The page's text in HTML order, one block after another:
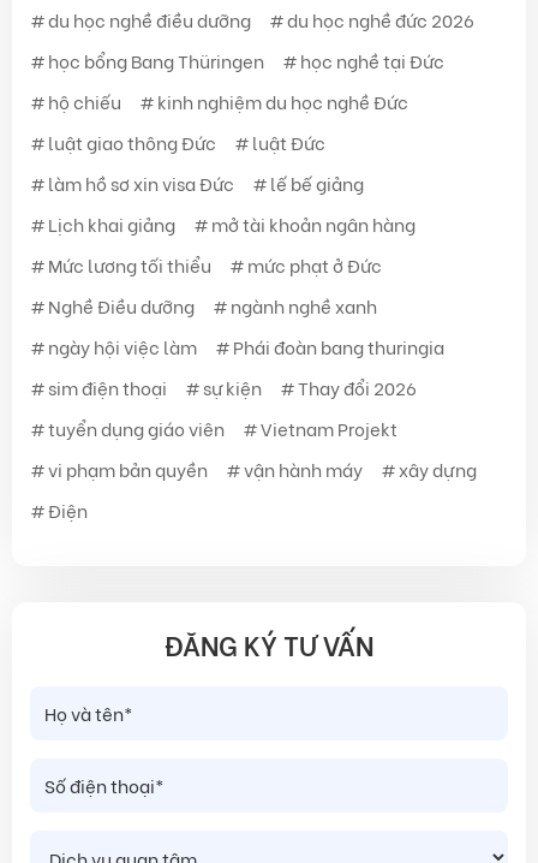
du học nghề điều dưỡng
du học nghề đức 2026
học bổng Bang Thüringen
học nghề tại Đức
hộ chiếu
kinh nghiệm du học nghề Đức
luật giao thông Đức
luật Đức
làm hồ sơ xin visa Đức
lế bế giảng
Lịch khai giảng
mở tài khoản ngân hàng
Mức lương tối thiểu
mức phạt ở Đức
Nghề Điều dưỡng
ngành nghề xanh
ngày hội việc làm
Phái đoàn bang thuringia
sim điện thoại
sự kiện
Thay đổi 2026
tuyển dụng giáo viên
Vietnam Projekt
vi phạm bản quyền
vận hành máy
xây dựng
Điện
ĐĂNG KÝ TƯ VẤN